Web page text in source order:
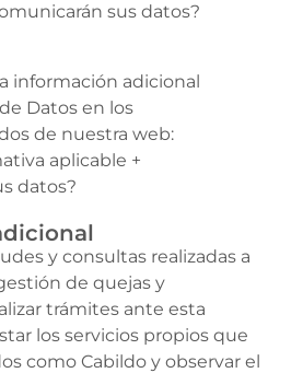
sus datos?
información adicional
Datos en los
de nuestra web:
aplicable +
datos?
y consultas realizadas a
de quejas y
trámites ante esta
los servicios propios que
como Cabildo y observar el